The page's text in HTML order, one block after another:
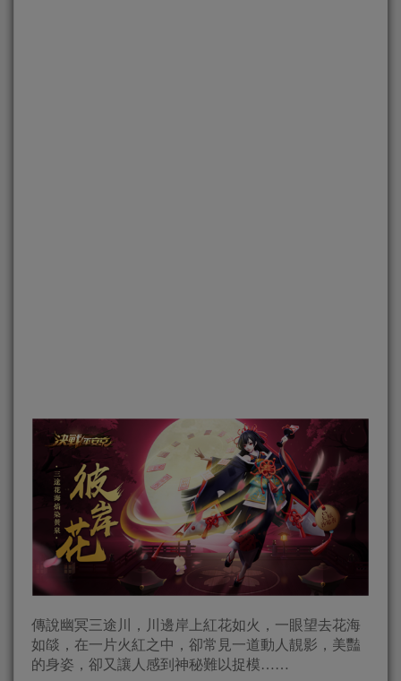
傳說幽冥三途川，川邊岸上紅花如火，一眼望去花海
如燄，在一片火紅之中，卻常見一道動人靚影，美豔
的身姿，卻又讓人感到神秘難以捉模……